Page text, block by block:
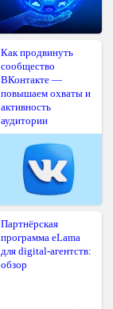
Как продвинуть
сообщество
ВКонтакте —
повышаем охваты и
активность
аудитории
Партнёрская
программа eLama
для digital-агентств:
обзор